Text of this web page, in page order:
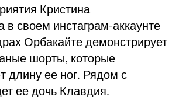
Кристина
в своем инстаграм-аккаунте
Орбакайте демонстрирует
шорты, которые
длину ее ног. Рядом с
ее дочь Клавдия.